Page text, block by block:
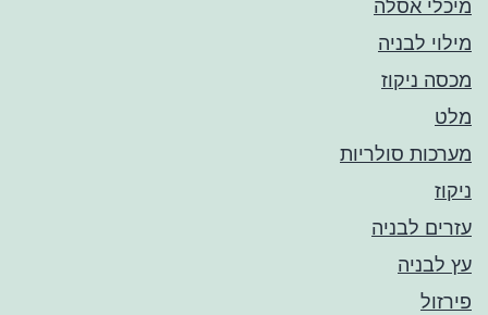
מיכלי אסלה
מילוי לבניה
מכסה ניקוז
מלט
מערכות סולריות
ניקוז
עזרים לבניה
עץ לבניה
פירזול